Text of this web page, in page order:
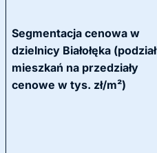
Segmentacja cenowa w
dzielnicy Białołęka (podział
mieszkań na przedziały
cenowe w tys. zł/m²)